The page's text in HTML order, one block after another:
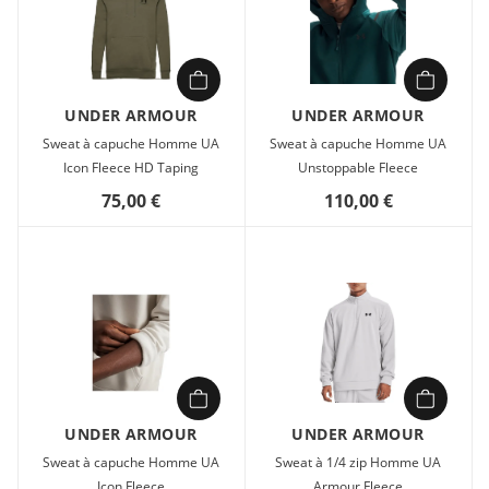
UNDER ARMOUR
Sweat à capuche Homme UA
Icon Fleece HD Taping
75,00 €
UNDER ARMOUR
Sweat à capuche Homme UA
Unstoppable Fleece
110,00 €
UNDER ARMOUR
Sweat à capuche Homme UA
UNDER ARMOUR
Sweat à 1/4 zip Homme UA